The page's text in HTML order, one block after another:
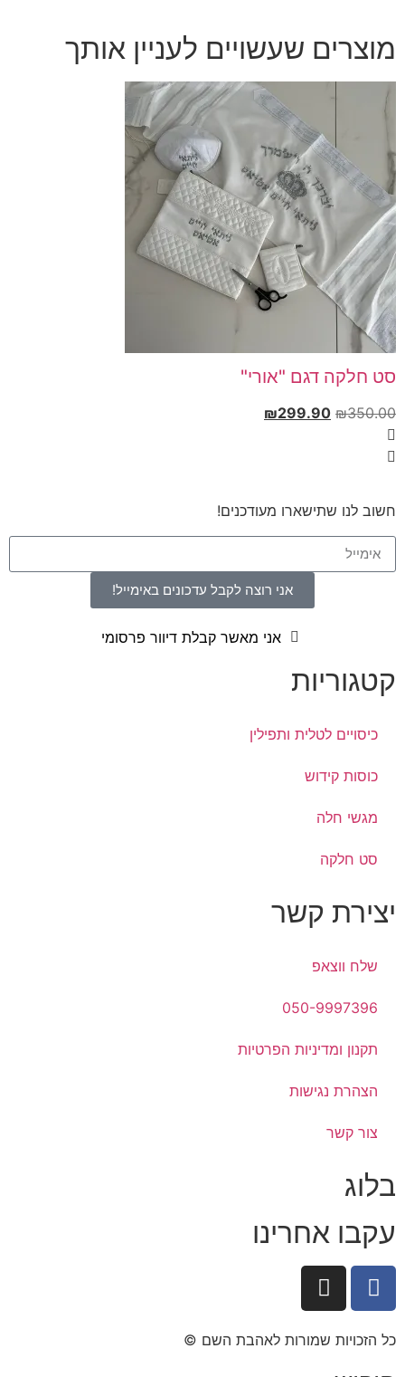
מוצרים שעשויים לעניין אותך
סט חלקה דגם "אורי"
₪350.00
₪299.90
חשוב לנו שתישארו מעודכנים!
אני רוצה לקבל עדכונים באימייל!
אני מאשר קבלת דיוור פרסומי
קטגוריות
כיסויים לטלית ותפילין
כוסות קידוש
מגשי חלה
סט חלקה
יצירת קשר
שלח ווצאפ
050-9997396
תקנון ומדיניות הפרטיות
הצהרת נגישות
צור קשר
בלוג
עקבו אחרינו
כל הזכויות שמורות לאהבת השם ©​